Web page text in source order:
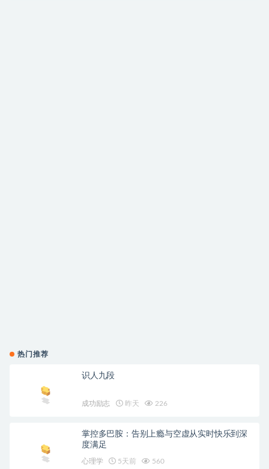
热门推荐
识人九段
成功励志 昨天 226
掌控多巴胺：告别上瘾与空虚从实时快乐到深
度满足
心理学 5天前 560